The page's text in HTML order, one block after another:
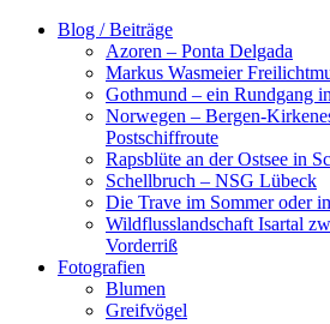
Zum
Blog / Beiträge
Azoren – Ponta Delgada
Markus Wasmeier
Gothmund – ein Rundgang
Norwegen – Bergen-
Postschiffroute
Rapsblüte an der Ostsee in
Schellbruch – NSG Lübeck
Die Trave im Sommer oder
Wildflusslandschaft Isartal
Vorderriß
Fotografien
Blumen
Greifvögel